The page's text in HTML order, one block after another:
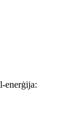
enerġija: